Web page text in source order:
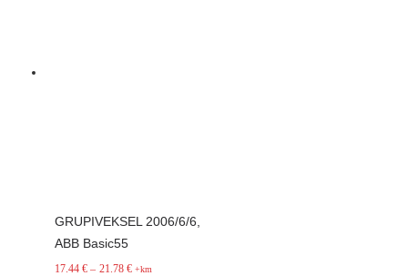
GRUPIVEKSEL 2006/6/6,
ABB Basic55
17.44€ – 21.78 € +km